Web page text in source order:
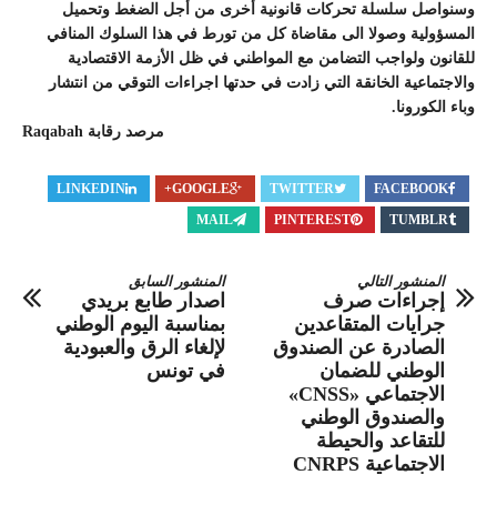
وسنواصل سلسلة تحركات قانونية أخرى من أجل الضغط وتحميل
المسؤولية وصولا الى مقاضاة كل من تورط في هذا السلوك المنافي
للقانون ولواجب التضامن مع المواطني في ظل الأزمة الاقتصادية
والاجتماعية الخانقة التي زادت في حدتها اجراءات التوقي من انتشار
وباء الكورونا.
مرصد رقابة Raqabah
FACEBOOK
TWITTER
GOOGLE+
LINKEDIN
TUMBLR
PINTEREST
MAIL
المنشور السابق
اصدار طابع بريدي
بمناسبة اليوم الوطني
لإلغاء الرق والعبودية
في تونس
المنشور التالي
إجراءات صرف
جرايات المتقاعدين
الصادرة عن الصندوق
الوطني للضمان
الاجتماعي «CNSS»
والصندوق الوطني
للتقاعد والحيطة
الاجتماعية CNRPS